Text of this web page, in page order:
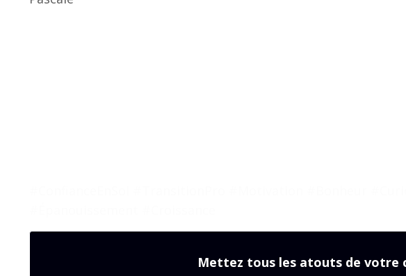
#équilibreviepro
Mettez tous les atouts de votre